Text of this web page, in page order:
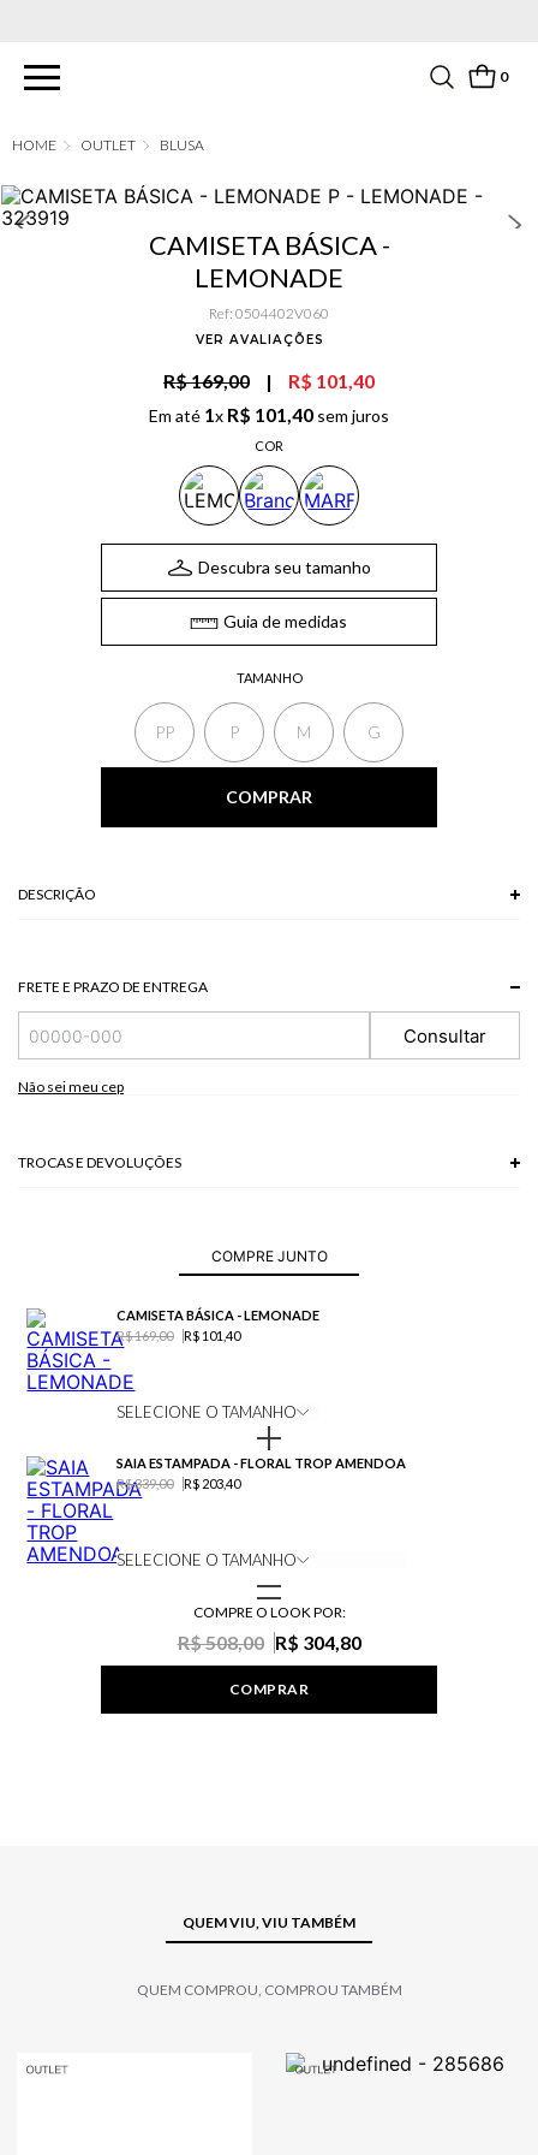
0
OUTLET BLUSA
CAMISETA BÁSICA -
LEMONADE
Ref: 0504402V060
VER AVALIAÇÕES
R$ 169,00 | R$ 101,40
Em até 1x R$ 101,40 sem juros
COR
TAMANHO
PP P M G
Descubra seu tamanho
Guia de medidas
COMPRAR
DESCRIÇÃO
100% MODAL
FRETE E PRAZO DE ENTREGA
Consultar
Não sei meu cep
TROCAS E DEVOLUÇÕES
COMPRE JUNTO
CAMISETA BÁSICA - LEMONADE
R$ 169,00
R$ 101,40
SELECIONE O TAMANHO
SAIA ESTAMPADA - FLORAL TROP AMENDOA
R$ 339,00
R$ 203,40
SELECIONE O TAMANHO
COMPRE O LOOK POR:
R$ 508,00 R$ 304,80
COMPRAR
QUEM VIU, VIU TAMBÉM
QUEM COMPROU, COMPROU TAMBÉM